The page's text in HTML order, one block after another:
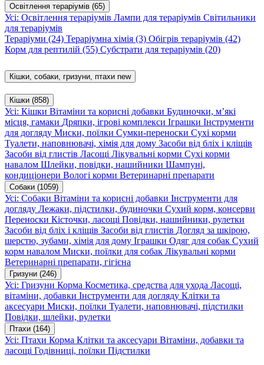
Освітлення тераріумів (65)
Усі: Освітлення тераріумів Лампи для тераріумів Світильники
для тераріумів
Тераріуми (24) Тераріумна хімія (3) Обігрів тераріумів (42)
Корм для рептилій (55) Субстрати для тераріумів (20)
Кішки, собаки, гризуни, птахи new
Кішки (858)
Усі: Кішки Вітаміни та корисні добавки Будиночки, м’які
місця, гамаки Дряпки, ігрові комплекси Іграшки Інструменти
для догляду Миски, поїлки Сумки-переноски Сухі корми
Туалети, наповнювачі, хімія для дому Засоби від бліх і кліщів
Засоби від глистів Ласощі Лікувальні корми Сухі корми
навалом Шлейки, повідки, нашийники Шампуні,
кондиціонери Вологі корми Ветеринарні препарати
Собаки (1059)
Усі: Собаки Вітаміни та корисні добавки Інструменти для
догляду Лежаки, підстилки, будиночки Сухий корм, консерви
Переноски Кісточки, ласощі Повідки, нашийники, рулетки
Засоби від бліх і кліщів Засоби від глистів Догляд за шкірою,
шерстю, зубами, хімія для дому Іграшки Одяг для собак Сухий
корм навалом Миски, поїлки для собак Лікувальні корми
Ветеринарні препарати, гігієна
Гризуни (246)
Усі: Гризуни Корма Косметика, средства для ухода Ласощі,
вітаміни, добавки Інструменти для догляду Клітки та
аксесуари Миски, поїлки Туалети, наповнювачі, підстилки
Повідки, шлейки, рулетки
Птахи (164)
Усі: Птахи Корма Клітки та аксесуари Вітаміни, добавки та
ласощі Годівниці, поїлки Підстилки